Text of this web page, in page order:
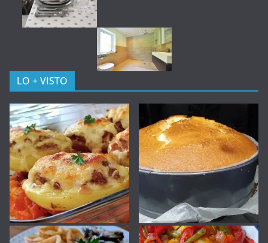
LO + VISTO